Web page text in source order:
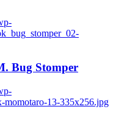
Bug Stomper
momotaro-13-335x256.jpg